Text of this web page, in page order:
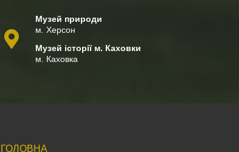
Музей природи
м. Херсон
Музей історії м. Каховки
м. Каховка
ГОЛОВНА